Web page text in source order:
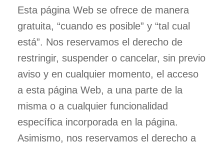
Esta página Web se ofrece de manera
gratuita, “cuando es posible” y “tal cual
está”. Nos reservamos el derecho de
restringir, suspender o cancelar, sin previo
aviso y en cualquier momento, el acceso
a esta página Web, a una parte de la
misma o a cualquier funcionalidad
específica incorporada en la página.
Asimismo, nos reservamos el derecho a